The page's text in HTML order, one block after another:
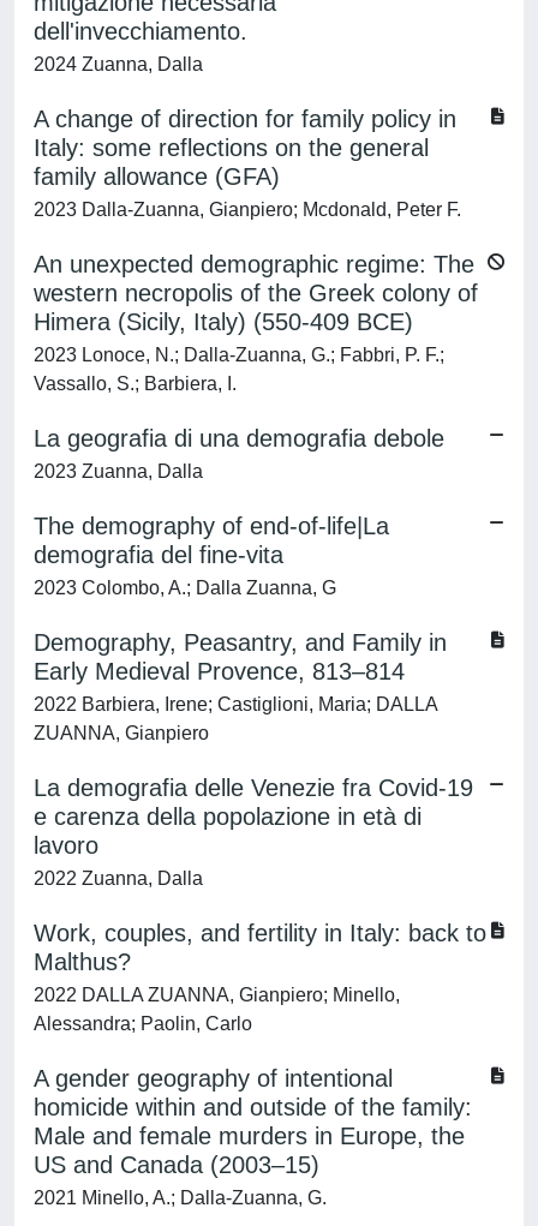
dell'invecchiamento.
2024 Zuanna, Dalla
A change of direction for family policy in
Italy: some reflections on the general
family allowance (GFA)
2023 Dalla-Zuanna, Gianpiero; Mcdonald, Peter F.
An unexpected demographic regime: The
western necropolis of the Greek colony of
Himera (Sicily, Italy) (550-409 BCE)
2023 Lonoce, N.; Dalla-Zuanna, G.; Fabbri, P. F.;
Vassallo, S.; Barbiera, I.
La geografia di una demografia debole
2023 Zuanna, Dalla
The demography of end-of-life|La
demografia del fine-vita
2023 Colombo, A.; Dalla Zuanna, G
Demography, Peasantry, and Family in
Early Medieval Provence, 813–814
2022 Barbiera, Irene; Castiglioni, Maria; DALLA
ZUANNA, Gianpiero
La demografia delle Venezie fra Covid-19
e carenza della popolazione in età di
lavoro
2022 Zuanna, Dalla
Work, couples, and fertility in Italy: back to
Malthus?
2022 DALLA ZUANNA, Gianpiero; Minello,
Alessandra; Paolin, Carlo
A gender geography of intentional
homicide within and outside of the family:
Male and female murders in Europe, the
US and Canada (2003–15)
2021 Minello, A.; Dalla-Zuanna, G.